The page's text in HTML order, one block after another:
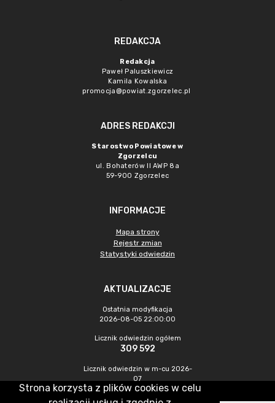
REDAKCJA
Redakcja
Paweł Paluszkiewicz
Kamila Kowalska
promocja@powiat.zgorzelec.pl
ADRES REDAKCJI
Starostwo Powiatowe w
Zgorzelcu
ul. Bohaterów II AWP 8a
59-900 Zgorzelec
INFORMACJE
Mapa strony
Rejestr zmian
Statystyki odwiedzin
AKTUALIZACJE
Ostatnia modyfikacja
2026-08-05 22:00:00
Licznik odwiedzin ogółem
309 592
Licznik odwiedzin w m-cu 2026-
07
290
Strona korzysta z plików cookies w celu